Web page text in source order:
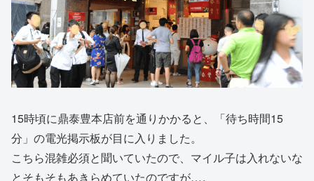
15時頃に鼎泰豊本店前を通りかかると、「待ち時間15
分」の電光掲示板が目に入りました。
こちら混雑必須と聞いていたので、マイル子は入れないな
とそもそもあきらめていたのですが…。